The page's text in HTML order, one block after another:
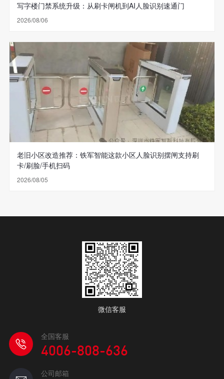
写字楼门禁系统升级：从刷卡闸机到AI人脸识别速通门
2026/08/06
老旧小区改造推荐：铁军智能这款小区人脸识别摆闸支持刷
卡/刷脸/手机扫码
2026/08/05
微信客服
全国客服
4006-808-636
公司邮箱